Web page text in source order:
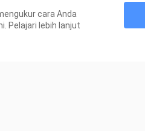
cara Anda
Pelajari lebih lanjut